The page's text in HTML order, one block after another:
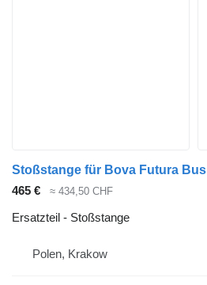
Stoßstange für Bova Futura Bus
465 €
≈ 434,50 CHF
Ersatzteil - Stoßstange
Polen, Krakow